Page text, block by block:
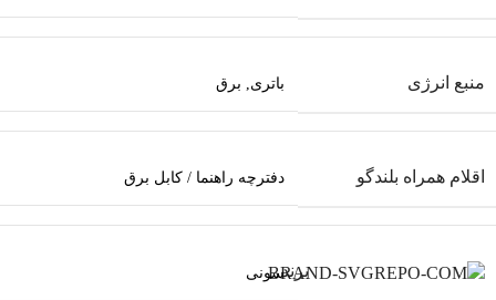
منبع انرژی باتری, برق
اقلام همراه بلندگو دفترچه راهنما / کابل برق
برندسونی